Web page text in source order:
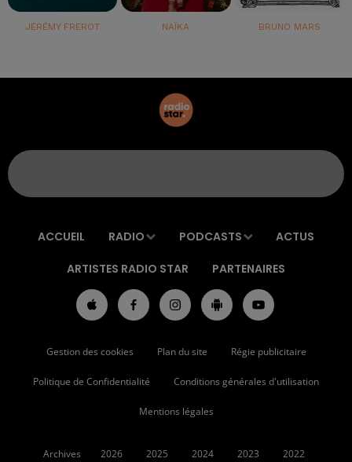
JÉRÉMY FREROT NAÏKA BRUNO MARS
ACCUEIL RADIO PODCASTS ACTUS
ARTISTES RADIO STAR PARTENAIRES
Gestion des cookies Plan du site Régie publicitaire
Politique de Confidentialité Conditions générales d'utilisation
Mentions légales
Archives 2026 2025 2024 2023 2022